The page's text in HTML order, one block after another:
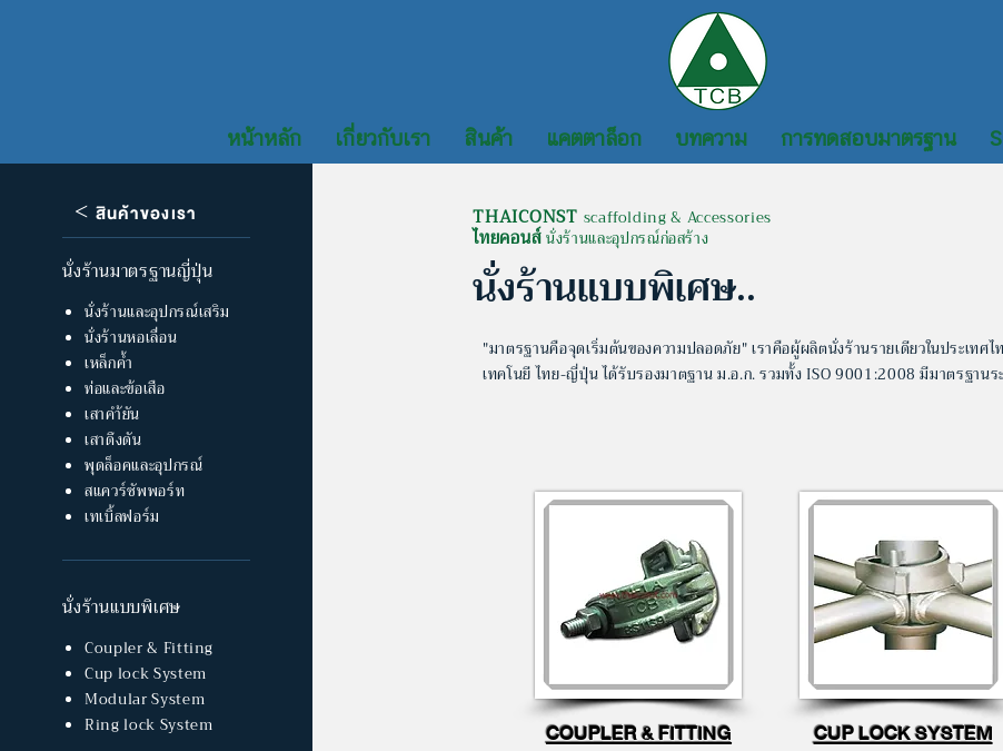
หน้าหลัก
เกี่ยวกับเรา สินค้า แคตตาล็อก บทความ การทดสอบมาตรฐาน
<สินค้าของเรา
นั่งร้านมาตรฐานญี่ปุ่น
นั่งร้านและอุปกรณ์เสริม
นั่งร้านหอเลื่อน
เหล็กค้ำ
ท่อและข้อเสือ
เสาคำ้ยัน
เสาดึงดัน
พุดล็อคและอุปกรณ์
สแควร์ซัพพอร์ท
เทเบิ้ลฟอร์ม
นั่งร้านแบบพิเศษ
Coupler & Fitting
Cup lock System
Modular System
Ring lock System
THAICONST scaffolding & Accessories
ไทยคอนส์นั่งร้านและอุปกรณ์ก่อสร้าง
นั่งร้านแบบพิเศษ..
"มาตรฐานคือจุดเริ่มต้นของความปลอดภัย" เราคือผู้ผลิตนั่งร้านรายเดียวในประเทศไ
เทคโนยี ไทย-ญี่ปุ่นได้รับรองมาตฐาน ม.อ.ก. รวมทั้ง ISO 9001:2008 มีมาตรฐานร
COUPLER & FITTING CUP LOCK SYSTEM